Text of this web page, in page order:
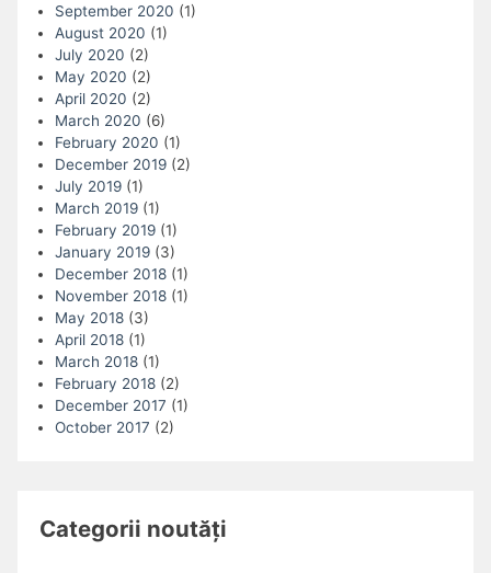
September 2020 (1)
August 2020 (1)
July 2020 (2)
May 2020 (2)
April 2020 (2)
March 2020 (6)
February 2020 (1)
December 2019(2)
July 2019(1)
March 2019(1)
February 2019(1)
January 2019(3)
December 2018(1)
November 2018(1)
May 2018(3)
April 2018(1)
March 2018(1)
February 2018(2)
December 2017 (1)
October 2017 (2)
Categorii noutăți